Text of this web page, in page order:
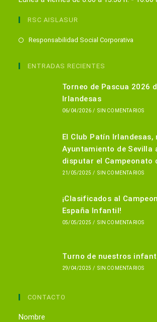
RSC AISLASUR
Responsabilidad Social Corporativa
nueva
ENTRADAS RECIENTES
Torneo de Pascua 2026
Irlandesas
06/04/2026 / SIN COMENTARIOS
El Club Patín Irlandesas,
Ayuntamiento de Sevilla
disputar el Campeonato
21/05/2025 / SIN COMENTARIOS
¡Clasificados al
España Infantil!
05/05/2025 / SIN COMENTARIOS
Turno de nuestros
29/04/2025 / SIN COMENTARIOS
CONTACTO
Nombre